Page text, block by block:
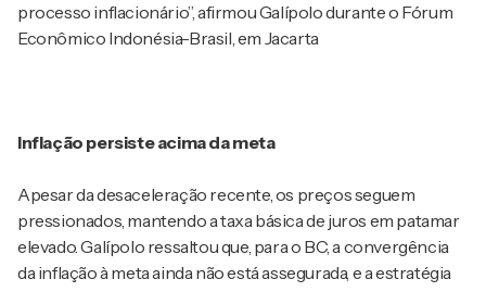
processo inflacionário”, afirmou Galípolo durante o Fórum
Econômico Indonésia-Brasil, em Jacarta
Inflação persiste acima da meta
Apesar da desaceleração recente, os preços seguem
pressionados, mantendo a taxa básica de juros em patamar
elevado. Galípolo ressaltou que, para o BC, a convergência
da inflação à meta ainda não está assegurada, e a estratégia